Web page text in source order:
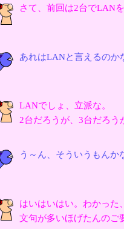
さて、前回は2台でLANを
あれはLANと言えるのか
LANでしょ、立派な。
2台だろうが、3台だろう
う～ん、そういうもんか
はいはいはい。わかった
文句が多いほげたんのご